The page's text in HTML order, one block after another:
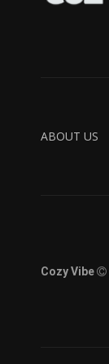
ABOUT US
Cozy Vibe